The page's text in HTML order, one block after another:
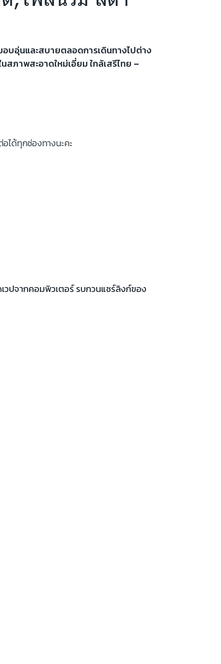
อบอุ่นและสบายตลอดการเดินทางไปต่าง
ภาพสะอาดใหม่เอี่ยม ใกล้เสรีไทย –
ได้ทุกช่องทางนะคะ
วปจากคอมพิวเตอร์ รบกวนแชร์ลิงก์ของ